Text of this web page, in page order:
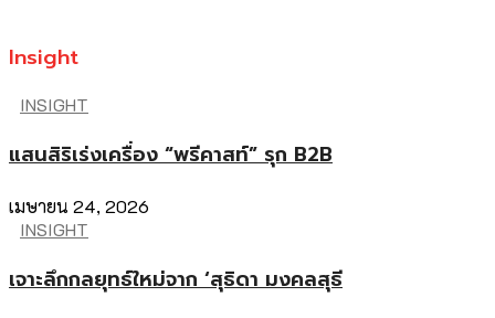
Insight
INSIGHT
แสนสิริเร่งเครื่อง “พรีคาสท์” รุก B2B
เมษายน 24, 2026
INSIGHT
เจาะลึกกลยุทธ์ใหม่จาก ‘สุธิดา มงคลสุธี